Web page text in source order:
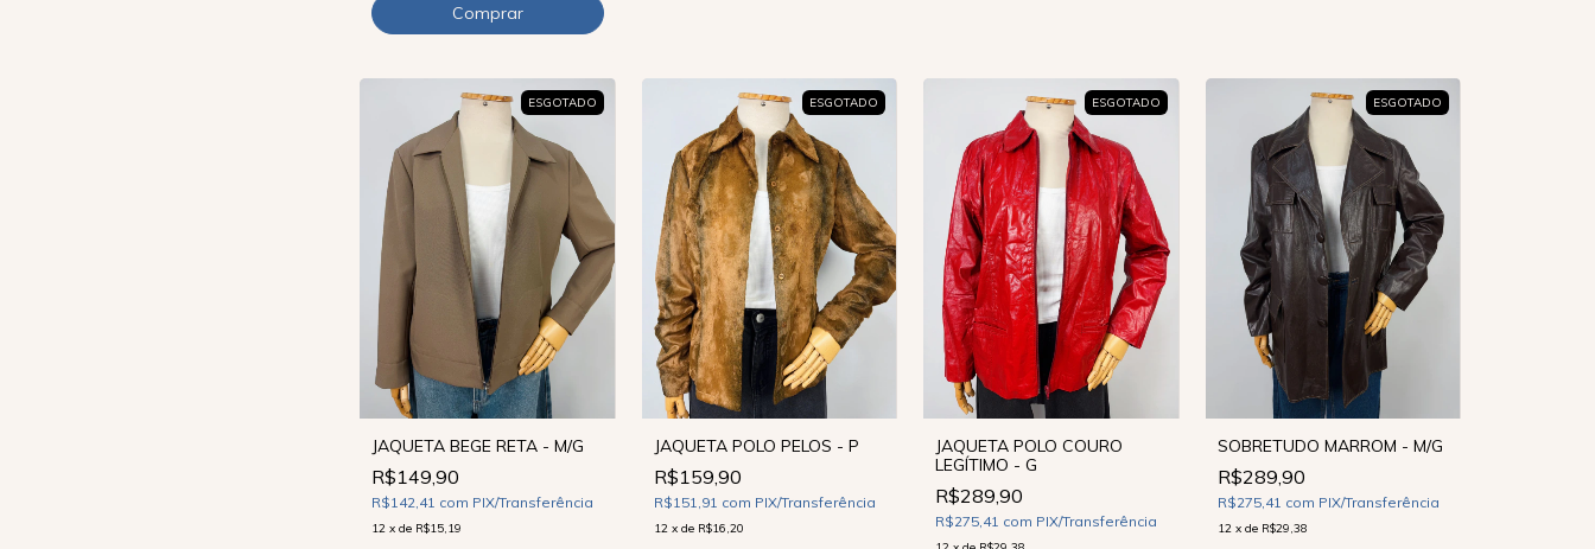
ESGOTADO
JAQUETA BEGE RETA - M/G
R$149,90
R$142,41 com PIX/Transferência
12 x de R$15,19
ESGOTADO
JAQUETA POLO PELOS - P
R$159,90
R$151,91 com PIX/Transferência
12 x de R$16,20
ESGOTADO
JAQUETA POLO COURO
LEGÍTIMO - G
R$289,90
R$275,41 com PIX/Transferência
ESGOTADO
SOBRETUDO MARROM - M/G
R$289,90
R$275,41 com PIX/Transferência
12 x de R$29,38